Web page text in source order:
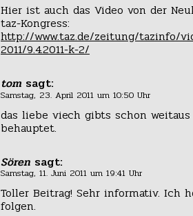
Hier ist auch das Video von der
taz-Kongress:
http://www.taz.de/zeitung/tazinfo/
2011/9.4.2011-k-2/
tom sagt:
Samstag, 23. April 2011 um 10:50 Uhr
das liebe viech gibts schon
behauptet.
Sören sagt:
Samstag, 11. Juni 2011 um 19:41 Uhr
Toller Beitrag! Sehr informativ. Ich
folgen.